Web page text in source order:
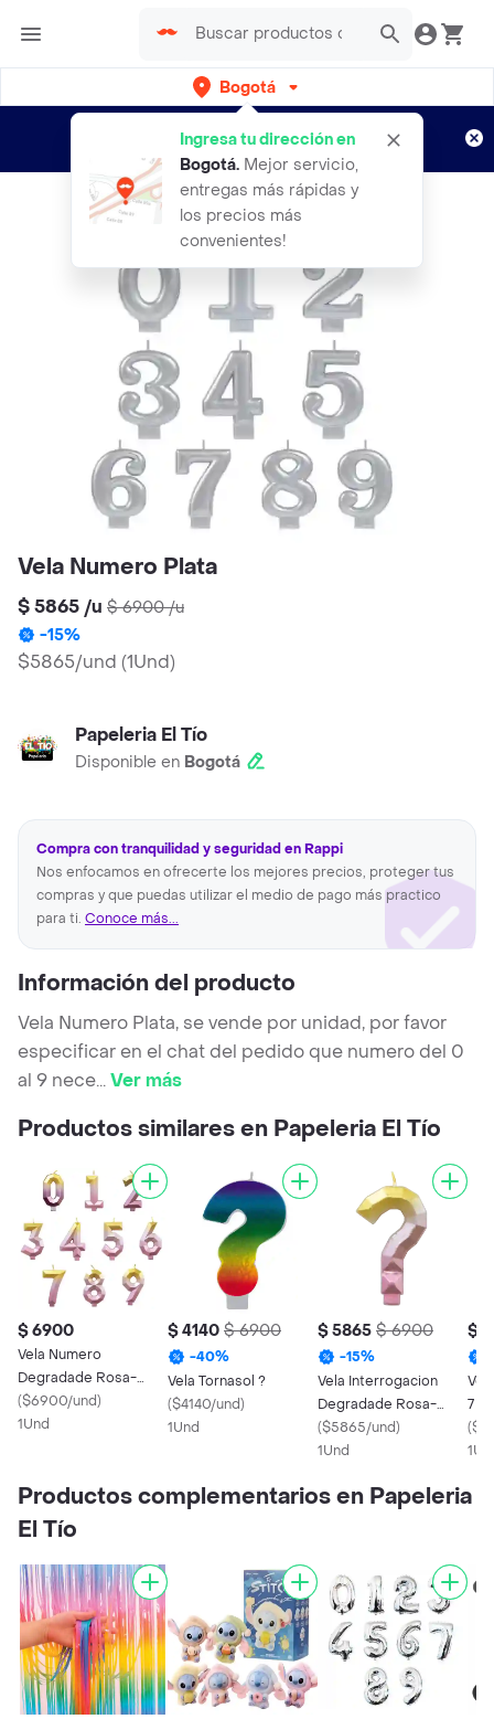
Bogotá
Ingresa tu dirección en
Bogotá. Mejor servicio,
entregas más rápidas y
los precios más
convenientes!
envíos gratis por semanas
Aplican TyC
Vela Numero Plata
$ 5865 /u $ 6900/u
-15%
$5865/und (1Und)
Papeleria El Tío
Disponible en Bogotá
Compra con tranquilidad y seguridad en Rappi
Nos enfocamos en ofrecerte los mejores precios, proteger tus
compras y que puedas utilizar el medio de pago más practico
para ti. Conoce más...
Información del producto
Vela Numero Plata, se vende por unidad, por favor
especificar en el chat del pedido que numero del 0
al 9 nece...Ver más
Productos similares en Papeleria El Tío
$ 6900
Vela Numero
Degradade Rosa-
dorado
($6900/und)
1Und
$ 4140 $ 6900
-40%
Vela Tornasol ?
($4140/und)
1Und
$ 5865 $ 6900
-15%
Vela Interrogacion
Degradade Rosa-
dorado
($5865/und)
1Und
$
7
(
Productos complementarios en Papeleria
El Tío